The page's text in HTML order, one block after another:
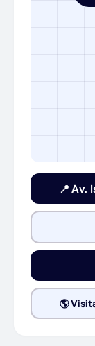
📍 Av.
🌎